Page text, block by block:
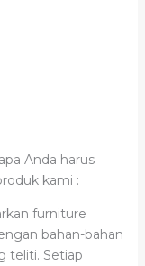
Anda harus
kami :
furniture
bahan-bahan
teliti. Setiap